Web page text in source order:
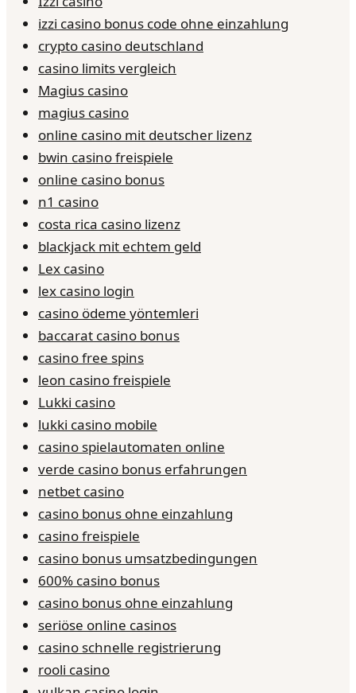
izzi casino bonus code ohne einzahlung
crypto casino deutschland
casino limits vergleich
Magius casino
magius casino
online casino mit deutscher lizenz
bwin casino freispiele
online casino bonus
n1 casino
costa rica casino lizenz
blackjack mit echtem geld
Lex casino
lex casino login
casino ödeme yöntemleri
baccarat casino bonus
casino free spins
leon casino freispiele
Lukki casino
lukki casino mobile
casino spielautomaten online
verde casino bonus erfahrungen
netbet casino
casino bonus ohne einzahlung
casino freispiele
casino bonus umsatzbedingungen
600% casino bonus
casino bonus ohne einzahlung
seriöse online casinos
casino schnelle registrierung
rooli casino